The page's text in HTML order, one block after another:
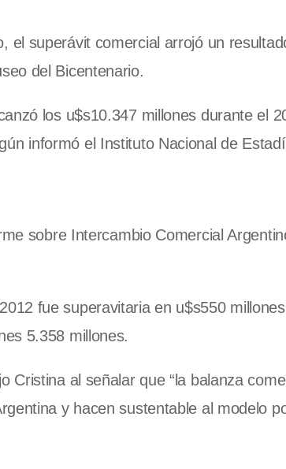
el superávit comercial arrojó un
del Bicentenario.
los u$s10.347 millones durante el
informó el Instituto Nacional de
sobre Intercambio Comercial
fue superavitaria en u$s550
5.358 millones.
Cristina al señalar que “la balanza
y hacen sustentable al modelo